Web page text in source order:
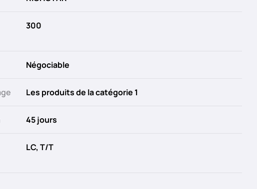
300
Négociable
Les produits de la catégorie 1
45 jours
LC, T/T